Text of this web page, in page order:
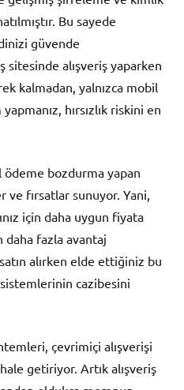
Bu sayede
güvende
sitesinde alışveriş yaparken
kalmadan, yalnızca mobil
hırsızlık riskini en
bozdurma yapan
fırsatlar sunuyor. Yani,
için daha uygun fiyata
fazla avantaj
alırken elde ettiğiniz bu
cazibesini
çevrimiçi alışverişi
getiriyor. Artık alışveriş